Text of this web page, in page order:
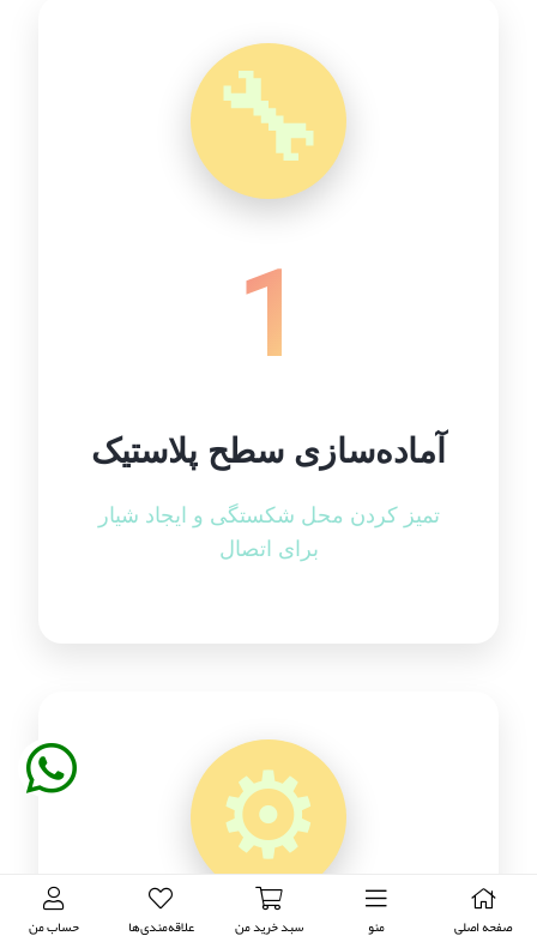
صفحه اصلی منو سبد خرید من علاقه‌مندی‌ها حساب من
🔧
1
آماده‌سازی سطح پلاستیک
تمیز کردن محل شکستگی و ایجاد شیار
برای اتصال
⚙️